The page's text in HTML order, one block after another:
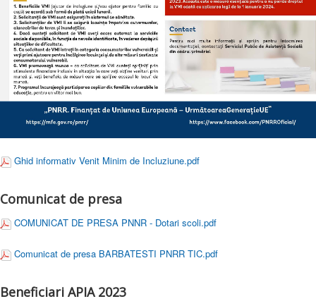
Ghid informativ Venit Minim de Incluziune.pdf
Comunicat de presa
COMUNICAT DE PRESA PNNR - Dotari scoli.pdf
Comunicat de presa BARBATESTI PNRR TIC.pdf
Beneficiari APIA 2023